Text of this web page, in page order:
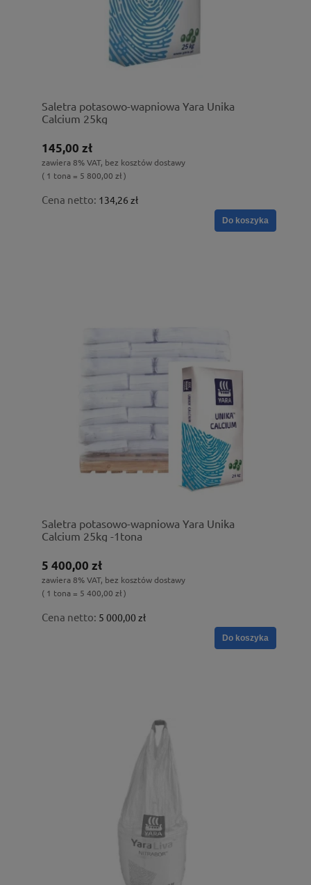
Saletra potasowo-wapniowa Yara Unika
Calcium 25kg
145,00 zł
zawiera 8% VAT, bez kosztów dostawy
( 1 tona = 5 800,00 zł )
Cena netto: 134,26 zł
Do koszyka
Saletra potasowo-wapniowa Yara Unika
Calcium 25kg -1tona
5 400,00 zł
zawiera 8% VAT, bez kosztów dostawy
( 1 tona = 5 400,00 zł )
Cena netto: 5 000,00 zł
Do koszyka